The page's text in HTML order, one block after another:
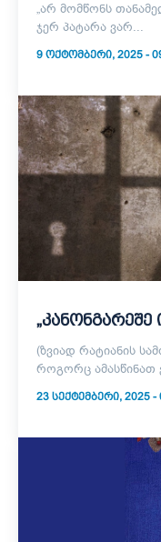
„არ მომწონს
ჯერ პატარა ვარ...
9 ᲝᲥᲢᲝᲛᲑᲔᲠᲘ, 2025 -
„კანონგარეშე
(ზვიად რატიანის
როგორც ამასწინათ
23 ᲡᲔᲥᲢᲔᲛᲑᲔᲠᲘ, 2025 -